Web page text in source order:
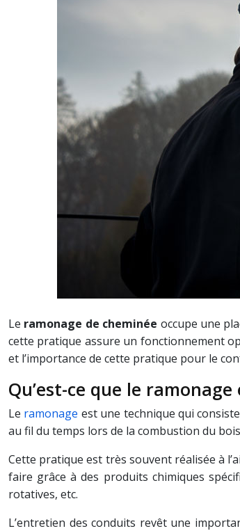
Le ramonage de cheminée occupe une
cette pratique assure un fonctionnement
et l’importance de cette pratique pour le
Qu’est-ce que le
Le ramonage est une technique qui
au fil du temps lors de la combustion du
Cette pratique est très souvent réalisée à
faire grâce à des produits chimiques
rotatives, etc.
L’entretien des conduits revêt une